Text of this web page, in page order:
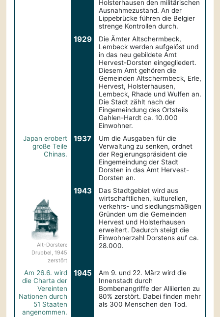
Holsterhausen den militärischen
Ausnahmezustand. An der
Lippebrücke führen die Belgier
strenge Kontrollen durch.
1929
Die Ämter Altschermbeck,
Lembeck werden aufgelöst und
in das neu gebildete Amt
Hervest-Dorsten eingegliedert.
Diesem Amt gehören die
Gemeinden Altschermbeck, Erle,
Hervest, Holsterhausen,
Lembeck, Rhade und Wulfen an.
Die Stadt zählt nach der
Eingemeindung des Ortsteils
Gahlen-Hardt ca. 10.000
Einwohner.
Japan erobert
große Teile
Chinas.
1937
Um die Ausgaben für die
Verwaltung zu senken, ordnet
der Regierungspräsident die
Eingemeindung der Stadt
Dorsten in das Amt Hervest-
Dorsten an.
Alt-Dorsten:
Drubbel, 1945
zerstört
1943
Das Stadtgebiet wird aus
wirtschaftlichen, kulturellen,
verkehrs- und siedlungsmäßigen
Gründen um die Gemeinden
Hervest und Holsterhausen
erweitert. Dadurch steigt die
Einwohnerzahl Dorstens auf ca.
28.000.
Am 26.6. wird
die Charta der
Vereinten
Nationen durch
51 Staaten
angenommen.
1945
Am 9. und 22. März wird die
Innenstadt durch
Bombenangriffe der Alliierten zu
80% zerstört. Dabei finden mehr
als 300 Menschen den Tod.